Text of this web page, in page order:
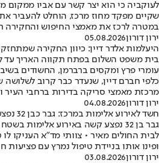
לעוקביה כי הוא יצר קשר עם אביו ממקום
שקיים מפקד מחוז מרכז, הוחלט להעביר
במטרה לרכז את מאמצי החיפוש והחקירה
ירון דורון05.08.2026
היעלמות אלדר דיין: כיוון החקירה שמתחזק
בית משפט השלום בפתח תקווה האריך עד
עומרי פרץ ומקסים ברברמן, החשודים
כלפי חברם דיין, שנעדר כבר קרוב
מרכזת מאמצי סריקה בדירות ברחבי העיר
ירון דורון04.08.2026
חשד לאירוע אלימות במרכז: גבר כבן 32 נפצע קשה מירי בשטח פתוח
גבר בן 32 נפצע קשה באירוע אלימות
לבית החולים מאיר • צוותי מד"א העניקו
ופינו אותו בניידת טיפול נמרץ עם פציעות
ירון דורון03.08.2026